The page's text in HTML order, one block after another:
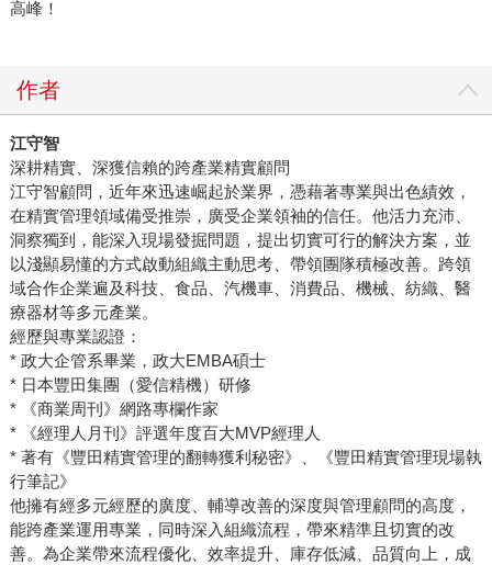
高峰！
作者
江守智
深耕精實、深獲信賴的跨產業精實顧問
江守智顧問，近年來迅速崛起於業界，憑藉著專業與出色績效，
在精實管理領域備受推崇，廣受企業領袖的信任。他活力充沛、
洞察獨到，能深入現場發掘問題，提出切實可行的解決方案，並
以淺顯易懂的方式啟動組織主動思考、帶領團隊積極改善。跨領
域合作企業遍及科技、食品、汽機車、消費品、機械、紡織、醫
療器材等多元產業。
經歷與專業認證：
* 政大企管系畢業，政大EMBA碩士
* 日本豐田集團（愛信精機）研修
* 《商業周刊》網路專欄作家
* 《經理人月刊》評選年度百大MVP經理人
* 著有《豐田精實管理的翻轉獲利秘密》、《豐田精實管理現場執
行筆記》
他擁有經多元經歷的廣度、輔導改善的深度與管理顧問的高度，
能跨產業運用專業，同時深入組織流程，帶來精準且切實的改
善。為企業帶來流程優化、效率提升、庫存低減、品質向上，成